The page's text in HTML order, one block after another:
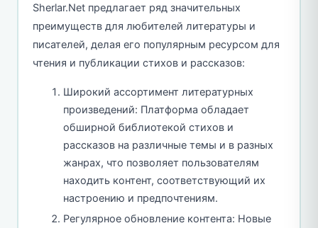
Sherlar.Net предлагает ряд значительных
преимуществ для любителей литературы и
писателей, делая его популярным ресурсом для
чтения и публикации стихов и рассказов:
Широкий ассортимент литературных
произведений: Платформа обладает
обширной библиотекой стихов и
рассказов на различные темы и в разных
жанрах, что позволяет пользователям
находить контент, соответствующий их
настроению и предпочтениям.
Регулярное обновление контента: Новые